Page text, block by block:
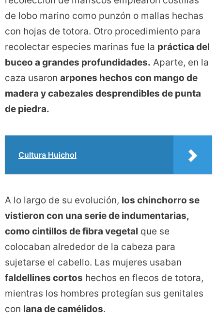
de lobo marino como punzón o mallas hechas
con hojas de totora. Otro procedimiento para
recolectar especies marinas fue la práctica del
buceo a grandes profundidades. Aparte, en la
caza usaron arpones hechos con mango de
madera y cabezales desprendibles de punta
de piedra.
Cultura Huichol
A lo largo de su evolución, los chinchorro se
vistieron con una serie de indumentarias,
como cintillos de fibra vegetal que se
colocaban alrededor de la cabeza para
sujetarse el cabello. Las mujeres usaban
faldellines cortos hechos en flecos de totora,
mientras los hombres protegían sus genitales
con lana de camélidos.